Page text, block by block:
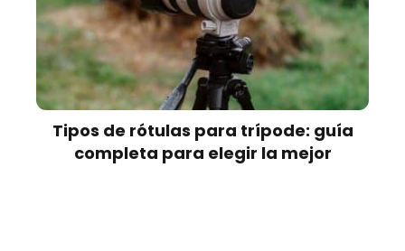
Tipos de rótulas para trípode: guía
completa para elegir la mejor